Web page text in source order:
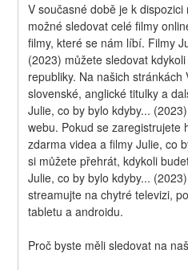
V současné době je k
možné sledovat celé filmy
filmy, které se nám líbí. Filmy
(2023) můžete sledovat
republiky. Na našich
slovenské, anglické titulky a
Julie, co by bylo kdyby...
webu. Pokud se zaregistrujete
zdarma videa a filmy Julie, co
si můžete přehrát, kdykoli
Julie, co by bylo kdyby...
streamujte na chytré televizi,
tabletu a androidu.
Proč byste měli sledovat na